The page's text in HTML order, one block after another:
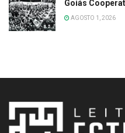
Goiás
AGOSTO 1, 2026